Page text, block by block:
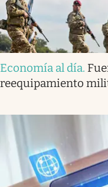
Economía al día.
reequipamiento